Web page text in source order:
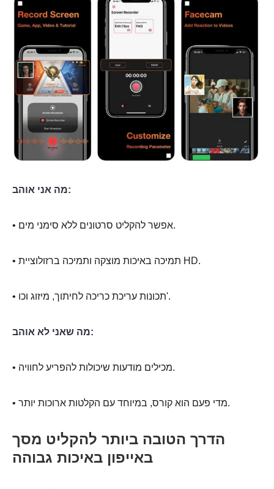
מה אני אוהב:
• אפשר להקליט סרטונים ללא סימני מים.
• תמיכה באיכות מוצקה ותמיכה ברזולוציית HD.
• תכונות עריכת כריכה לחיתוך, מיזוג וכו'.
מה שאני לא אוהב:
• מכילים מודעות שיכולות להפריע לחוויה.
• מדי פעם הוא קורס, במיוחד עם הקלטות ארוכות יותר.
הדרך הטובה ביותר להקליט מסך
באייפון באיכות גבוהה